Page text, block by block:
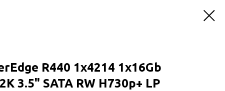
R440 1x4214 1x16Gb
3.5" SATA RW H730p+ LP